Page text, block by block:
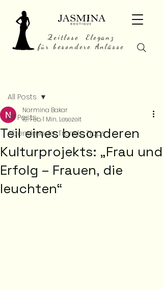
Zeitlose Eleganz
für besondere Anlässe
All Posts
Abendmode, Trends, Tipps
All Posts
Teil eines besonderen
Kulturprojekts: „Frau und
Erfolg – Frauen, die
leuchten“
Narmina Bakar
19. Feb.1 Min. Lesezeit